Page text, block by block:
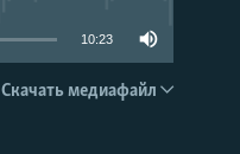
EMBED
10:23
Скачать медиафайл